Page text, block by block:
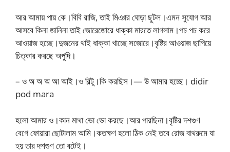
আর আমায় পায় কে।বিবি রাজি, তাই মিঞার ঘোড়া ছুটল।এমন সুযোগ আর
আসবে কিনা জানিনা তাই জোরেজোরে ধাক্কা মারতে লাগলাম।পচ পচ করে
আওয়াজ হচ্ছে।দুজনের থাই ধাক্কা খাচ্ছে সজোরে।বৃষ্টির আওয়াজ ছাপিয়ে
চিত্কার করছে অপুদি।
– ও অ অ অ আ আই।ও বিল্টু।কি করছিস।— উ আমার হচ্ছে। didir
pod mara
হলো আমার ও।কান মাথা ভো ভো করছে।আর পারছিনা।বৃষ্টির দশগুণ
বেগে ফোয়ারা ছোটালাম আমি।কতক্ষণ হলো ঠিক নেই তবে রোজ বাথরুমে যা
হয় তার দশগুণ তো বটেই।